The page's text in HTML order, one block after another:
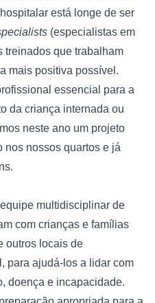
está longe de ser
(especialistas em
treinados que trabalham
mais positiva possível.
essencial para a
da criança internada ou
neste ano um projeto
nos nossos quartos e já
multidisciplinar de
com crianças e famílias
outros locais de
para ajudá-los a lidar com
doença e incapacidade.